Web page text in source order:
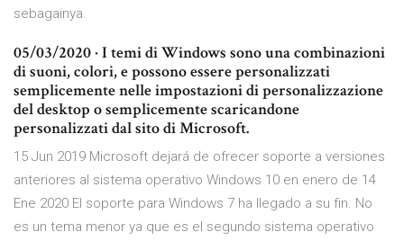
sebagainya.
05/03/2020 · I temi di Windows sono una combinazioni
di suoni, colori, e possono essere personalizzati
semplicemente nelle impostazioni di personalizzazione
del desktop o semplicemente scaricandone
personalizzati dal sito di Microsoft.
15 Jun 2019 Microsoft dejará de ofrecer soporte a versiones
anteriores al sistema operativo Windows 10 en enero de 14
Ene 2020 El soporte para Windows 7 ha llegado a su fin. No
es un tema menor ya que es el segundo sistema operativo